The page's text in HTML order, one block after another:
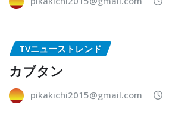
TVニューストレンド
カブタン
pikakichi2015@gmail.com